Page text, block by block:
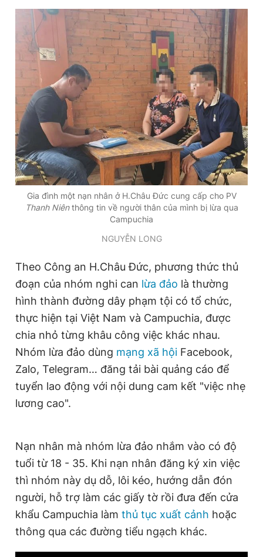
Hotline
0906 645 777
Liên hệ quảng cáo
0908 780 404
Đặt báo Quảng cáo RSS Tòa soạn Chính sách bảo
Tổng biên tập: Nguyễn Ngọc Toàn
Phó tổng biên tập thường trực: Hải Thành
Phó tổng biên tập: Lâm Hiếu Dũng
Phó tổng biên tập: Trần Việt Hưng
Tổng thư ký tòa soạn: Đức Trung
Giấy phép xuất bản số 110/GP - BTTTT cấp ngày 24.3.2020
© 2003-2026 Bản quyền thuộc về Báo Thanh Niên. Cấm sao
chép dưới mọi hình thức nếu không có sự chấp thuận bằng văn
bản. Phát triển bởi ePi Technologies, JSC.
Gia đình một nạn nhân ở H.Châu Đức cung cấp cho PV
Thanh Niênthông tin về người thân của mình bị lừa qua
Campuchia
NGUYỄN LONG
Theo Công an H.Châu Đức, phương thức thủ
đoạn của nhóm nghi can lừa đảo là thường
hình thành đường dây phạm tội có tổ chức,
thực hiện tại Việt Nam và Campuchia, được
chia nhỏ từng khâu công việc khác nhau.
Nhóm lừa đảo dùng mạng xã hội Facebook,
Zalo, Telegram… đăng tải bài quảng cáo để
tuyển lao động với nội dung cam kết "việc nhẹ
lương cao".
Nạn nhân mà nhóm lừa đảo nhắm vào có độ
tuổi từ 18 - 35. Khi nạn nhân đăng ký xin việc
thì nhóm này dụ dỗ, lôi kéo, hướng dẫn đón
người, hỗ trợ làm các giấy tờ rồi đưa đến cửa
khẩu Campuchia làm thủ tục xuất cảnh hoặc
thông qua các đường tiểu ngạch khác.